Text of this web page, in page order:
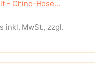
- Chino-Hose...
inkl. MwSt., zzgl.